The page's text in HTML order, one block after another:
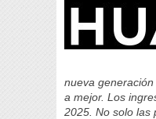
nueva
a mejor. Los
2025. No solo las